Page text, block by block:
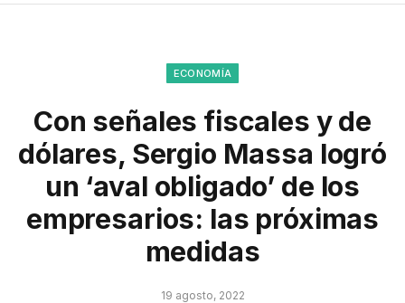
ECONOMÍA
Con señales fiscales y de
dólares, Sergio Massa logró
un ‘aval obligado’ de los
empresarios: las próximas
medidas
19 agosto, 2022